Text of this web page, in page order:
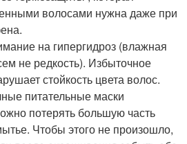
волосами нужна даже при
на гипергидроз (влажная
не редкость). Избыточное
стойкость цвета волос.
питательные маски
потерять большую часть
Чтобы этого не произошло,